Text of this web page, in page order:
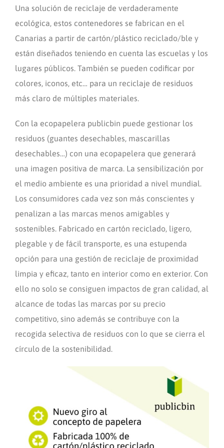
Una solución de reciclaje de verdaderamente
ecológica, estos contenedores se fabrican en el
Canarias a partir de cartón/plástico reciclado/ble y
están diseñados teniendo en cuenta las escuelas y los
lugares públicos. También se pueden codificar por
colores, iconos, etc… para un reciclaje de residuos
más claro de múltiples materiales.
Con la ecopapelera publicbin puede gestionar los
residuos (guantes desechables, mascarillas
desechables…) con una ecopapelera que generará
una imagen positiva de marca. La sensibilización por
el medio ambiente es una prioridad a nivel mundial.
Los consumidores cada vez son más conscientes y
penalizan a las marcas menos amigables y
sostenibles. Fabricado en cartón reciclado, ligero,
plegable y de fácil transporte, es una estupenda
opción para una gestión de reciclaje de proximidad
limpia y eficaz, tanto en interior como en exterior. Con
ello no solo se consiguen impactos de gran calidad, al
alcance de todas las marcas por su precio
competitivo, sino además se contribuye con la
recogida selectiva de residuos con lo que se cierra el
círculo de la sostenibilidad.